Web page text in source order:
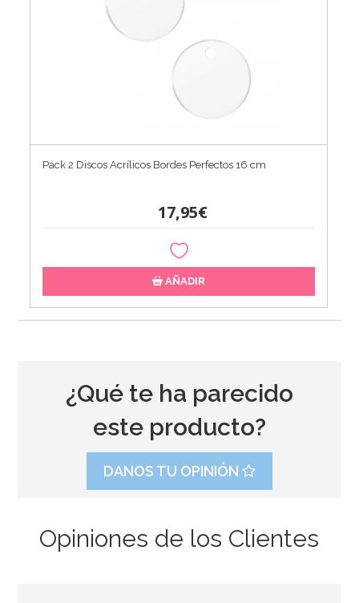
Pack 2 Discos Acrílicos Bordes Perfectos 16 cm
17,95€
AÑADIR
¿Qué te ha parecido
este producto?
DANOS TU OPINIÓN
Opiniones de los Clientes